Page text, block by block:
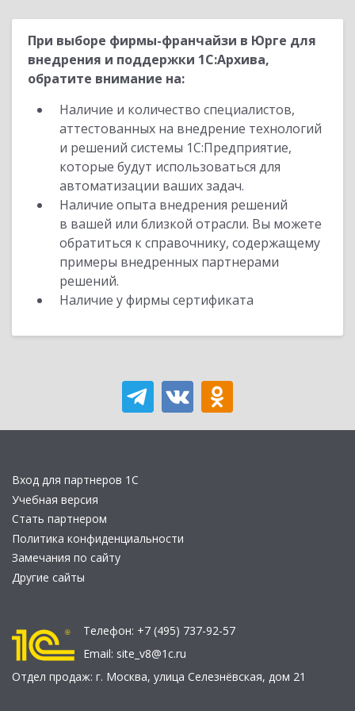
При выборе фирмы-франчайзи в Юрге для
внедрения и поддержки 1С:Архива,
обратите внимание на:
Наличие и количество специалистов,
аттестованных на внедрение технологий
и решений системы 1С:Предприятие,
которые будут использоваться для
автоматизации ваших задач.
Наличие опыта внедрения решений
в вашей или близкой отрасли. Вы можете
обратиться к справочнику, содержащему
примеры внедренных партнерами
решений.
Наличие у фирмы сертификата
Вход для партнеров 1С
Учебная версия
Стать партнером
Политика конфиденциальности
Замечания по сайту
Другие сайты
Телефон: +7 (495) 737-92-57
Email: site_v8@1c.ru
Отдел продаж: г. Москва, улица Селезнёвская, дом 21